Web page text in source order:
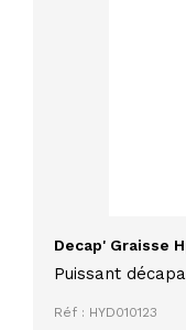
Decap' Graisse
Puissant
friteuse, plaque
Réf : HYD010123